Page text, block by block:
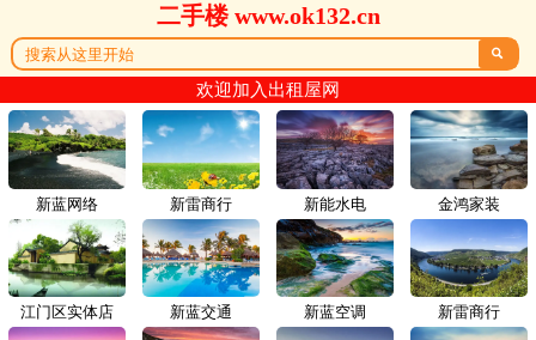
二手楼 www.ok132.cn

欢迎加入出租屋网
新蓝网络 新雷商行
江门区实体店 新蓝交通
新能水电 金鸿家装
新蓝空调 新雷商行